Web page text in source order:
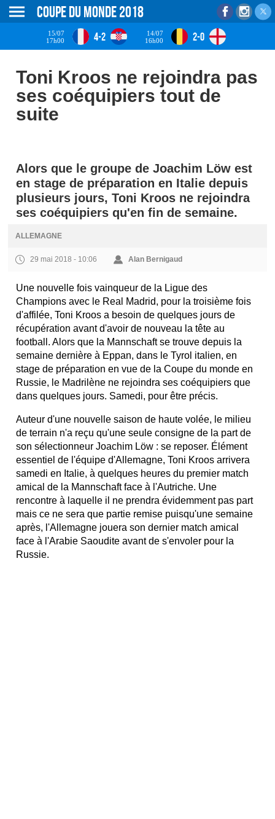
Coupe du monde 2018
15/07
17h00
4-2
14/07
16h00
2-0
Toni Kroos ne rejoindra pas
ses coéquipiers tout de
suite
Alors que le groupe de Joachim Löw est
en stage de préparation en Italie depuis
plusieurs jours, Toni Kroos ne rejoindra
ses coéquipiers qu'en fin de semaine.
ALLEMAGNE
29 mai 2018 - 10:06 Alan Bernigaud
Une nouvelle fois vainqueur de la Ligue des
Champions avec le Real Madrid, pour la troisième fois
d'affilée, Toni Kroos a besoin de quelques jours de
récupération avant d'avoir de nouveau la tête au
football. Alors que la Mannschaft se trouve depuis la
semaine dernière à Eppan, dans le Tyrol italien, en
stage de préparation en vue de la Coupe du monde en
Russie, le Madrilène ne rejoindra ses coéquipiers que
dans quelques jours. Samedi, pour être précis.
Auteur d'une nouvelle saison de haute volée, le milieu
de terrain n'a reçu qu'une seule consigne de la part de
son sélectionneur Joachim Löw : se reposer. Élément
essentiel de l'équipe d'Allemagne, Toni Kroos arrivera
samedi en Italie, à quelques heures du premier match
amical de la Mannschaft face à l'Autriche. Une
rencontre à laquelle il ne prendra évidemment pas part
mais ce ne sera que partie remise puisqu'une semaine
après, l'Allemagne jouera son dernier match amical
face à l'Arabie Saoudite avant de s'envoler pour la
Russie.